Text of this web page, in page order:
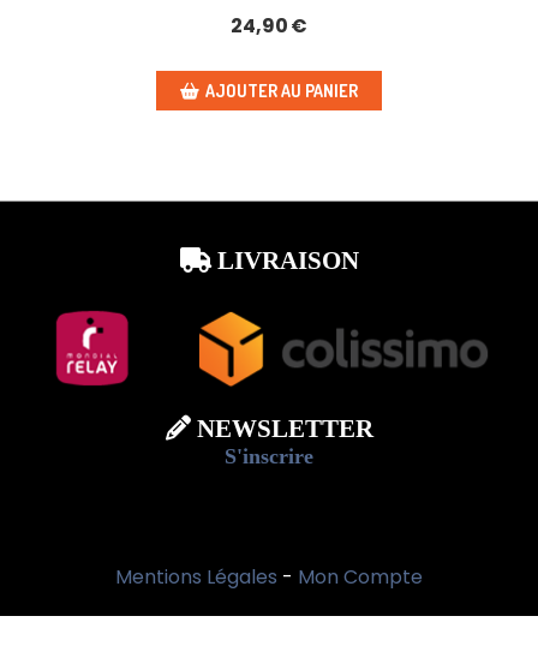
24,90€
AJOUTER AU PANIER
LIVRAISON
 NEWSLETTER
S'inscrire
Mentions Légales Mon Compte